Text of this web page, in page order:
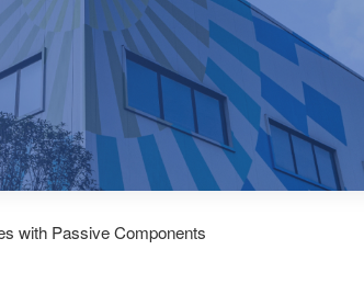
with Passive Components